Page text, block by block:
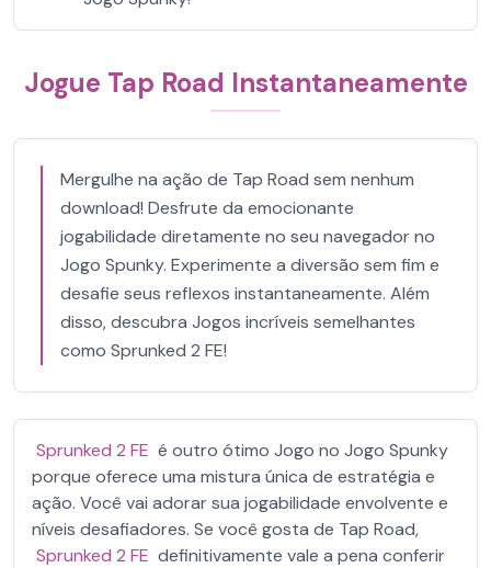
Jogue Tap Road Instantaneamente
Mergulhe na ação de Tap Road sem nenhum
download! Desfrute da emocionante
jogabilidade diretamente no seu navegador no
Jogo Spunky. Experimente a diversão sem fim e
desafie seus reflexos instantaneamente. Além
disso, descubra Jogos incríveis semelhantes
como Sprunked 2 FE!
Sprunked 2 FE é outro ótimo Jogo no Jogo Spunky
porque oferece uma mistura única de estratégia e
ação. Você vai adorar sua jogabilidade envolvente e
níveis desafiadores. Se você gosta de Tap Road,
Sprunked 2 FE definitivamente vale a pena conferir